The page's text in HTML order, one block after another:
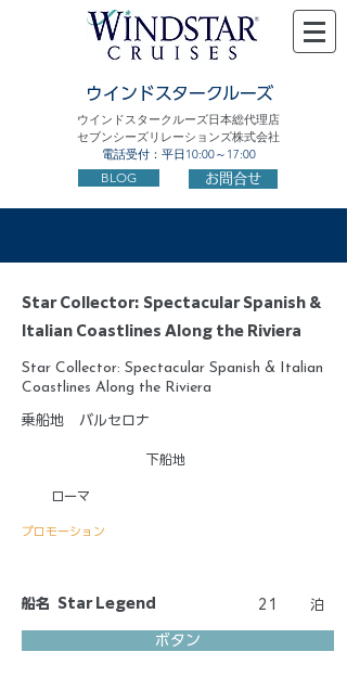
ウインドスタークルーズ
ウインドスタークルーズ日本総代理店
セブンシーズリレーションズ株式会社
電話受付：平日10:00～17:00
BLOG お問合せ
Star Collector: Spectacular Spanish &
Italian Coastlines Along the Riviera
Star Collector: Spectacular Spanish & Italian
Coastlines Along the Riviera
乗船地 バルセロナ
下船地
ローマ
プロモーション
船名 Star Legend 21 泊
ボタン